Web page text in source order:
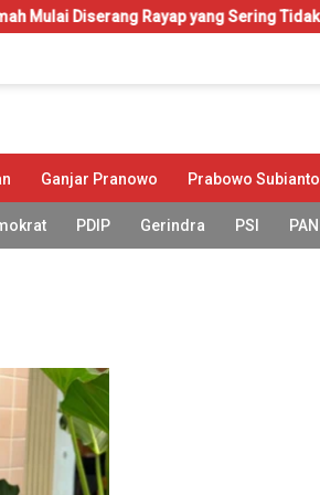
Rayap yang Sering Tidak Disadari
Ganjar Pranowo Prabowo Subianto
PDIP Gerindra PSI PAN